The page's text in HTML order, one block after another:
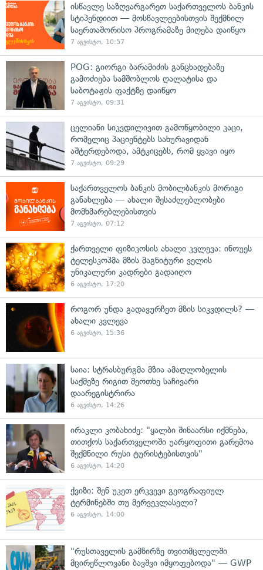
ისწავლე საზღვარგარეთ საქართველოს ბანკის
სტიპენდიით — მოსწავლეებისთვის შექმნილ
საერთაშორისო პროგრამაზე მიღება დაიწყო
7 აგვისტო, 10:57
POG: გიორგი ბარამიძის განცხადებაზე
გამოძიება სამშობლოს ღალატისა და
საბოტაჟის ფაქტზე დაიწყო
7 აგვისტო, 09:31
ცელიანი სიკვდილივით გამოწყობილი კაცი,
რომელიც პაციენტებს სახურავიდან
აშტერდებოდა, ამტკიცებს, რომ ყვავი იყო
7 აგვისტო, 09:29
საქართველოს ბანკის მობილბანკის მორიგი
განახლება — ახალი შესაძლებლობები
მომხმარებლებისთვის
7 აგვისტო, 07:12
ქართველი ფიზიკოსის ახალი კვლევა: ინოუეს
ტელესკოპმა მზის მაგნიტური ველის
უნიკალური კადრები გადაიღო
6 აგვისტო, 17:20
როგორ უნდა გადავურჩეთ მზის სიკვდილს? —
ახალი კვლევა
6 აგვისტო, 15:36
საია: სტრასბურგმა მზია ამაღლობელის
საქმეზე რიგით მეოთხე საჩივარი
დაარეგისტრირა
6 აგვისტო, 14:26
ირაკლი კობახიძე: "ყალბი შინაარსი იქმნება,
თითქოს საქართველოში უარყოფითი გარემოა
შექმნილი რუსი ტურისტებისთვის"
6 აგვისტო, 14:20
ქვიზი: შენ უკეთ ერკვევი გეოგრაფიულ
ტერმინებში თუ მერვეკლასელი?
6 აგვისტო, 14:00
"რუსთაველის გამზირზე თვითმცლელში
მცირეწლოვანი ბავშვი იმყოფებოდა" — GWP